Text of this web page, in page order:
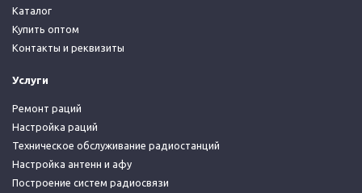
Каталог
Купить оптом
Контакты и реквизиты
Услуги
Ремонт раций
Настройка раций
Техническое обслуживание радиостанций
Настройка антенн и афу
Построение систем радиосвязи